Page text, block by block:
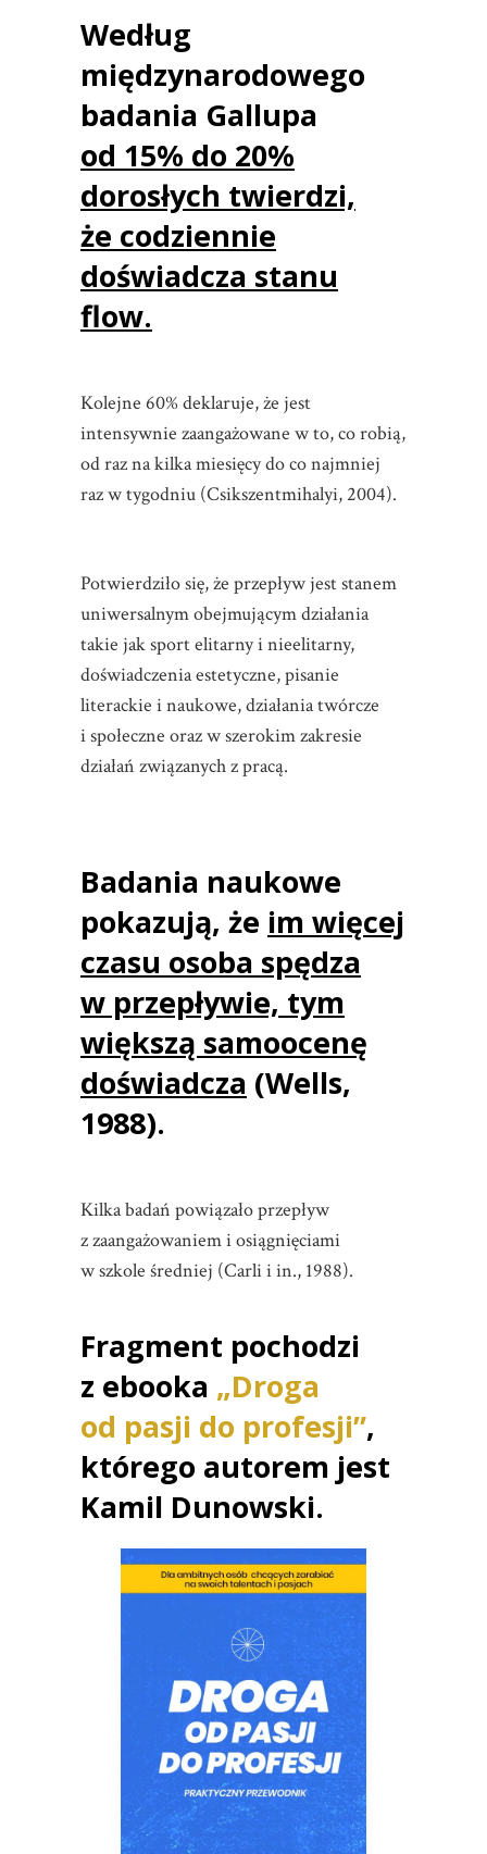
Według
międzynarodowego
badania Gallupa
od 15% do 20%
dorosłych twierdzi,
że codziennie
doświadcza stanu
flow.
Kolejne 60% deklaruje, że jest
intensywnie zaangażowane w to, co robią,
od raz na kilka miesięcy do co najmniej
raz w tygodniu (Csikszentmihalyi, 2004).
Potwierdziło się, że przepływ jest stanem
uniwersalnym obejmującym działania
takie jak sport elitarny i nieelitarny,
doświadczenia estetyczne, pisanie
literackie i naukowe, działania twórcze
i społeczne oraz w szerokim zakresie
działań związanych z pracą.
Badania naukowe
pokazują, że im więcej
czasu osoba spędza
w przepływie, tym
większą samoocenę
doświadcza (Wells,
1988).
Kilka badań powiązało przepływ
z zaangażowaniem i osiągnięciami
w szkole średniej (Carli i in., 1988).
Fragment pochodzi
z ebooka „Droga
od pasji do profesji”,
którego autorem jest
Kamil Dunowski.